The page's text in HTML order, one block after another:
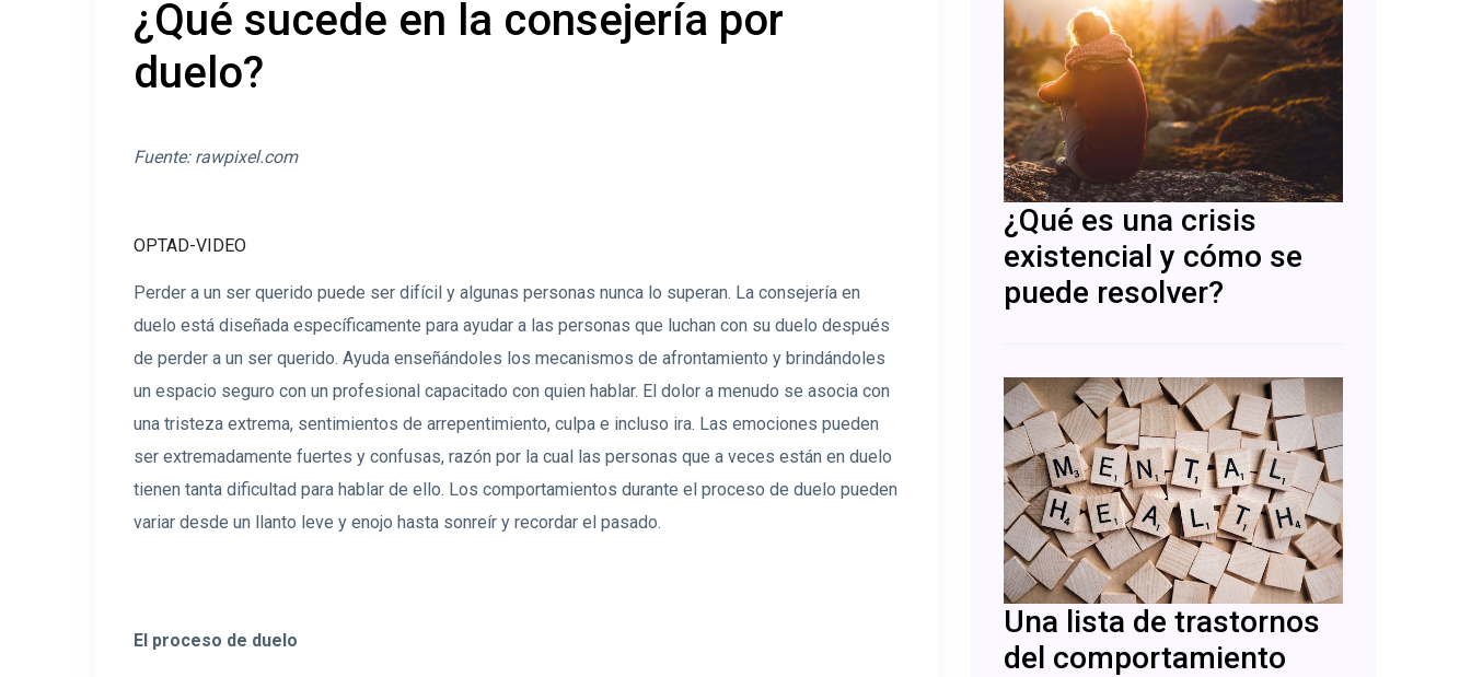
¿Qué sucede en la consejería por
duelo?
Fuente: rawpixel.com
OPTAD-VIDEO
Perder a un ser querido puede ser difícil y algunas personas nunca lo superan. La consejería en
duelo está diseñada específicamente para ayudar a las personas que luchan con su duelo después
de perder a un ser querido. Ayuda enseñándoles los mecanismos de afrontamiento y brindándoles
un espacio seguro con un profesional capacitado con quien hablar. El dolor a menudo se asocia con
una tristeza extrema, sentimientos de arrepentimiento, culpa e incluso ira. Las emociones pueden
ser extremadamente fuertes y confusas, razón por la cual las personas que a veces están en duelo
tienen tanta dificultad para hablar de ello. Los comportamientos durante el proceso de duelo pueden
variar desde un llanto leve y enojo hasta sonreír y recordar el pasado.
El proceso de duelo
¿Qué es una crisis
existencial y cómo se
puede resolver?
Una lista de trastornos
del comportamiento